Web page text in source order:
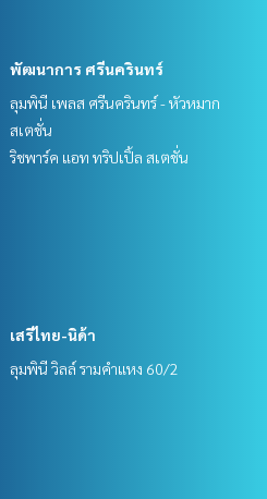
พัฒนาการ ศรีนครินทร์
ลุมพินี เพลส ศรีนครินทร์ - หัวหมาก
สเตชั่น
ริชพาร์ค แอท ทริปเปิ้ล สเตชั่น
เสรีไทย-นิด้า
ลุมพินี วิลล์ รามคำแหง 60/2